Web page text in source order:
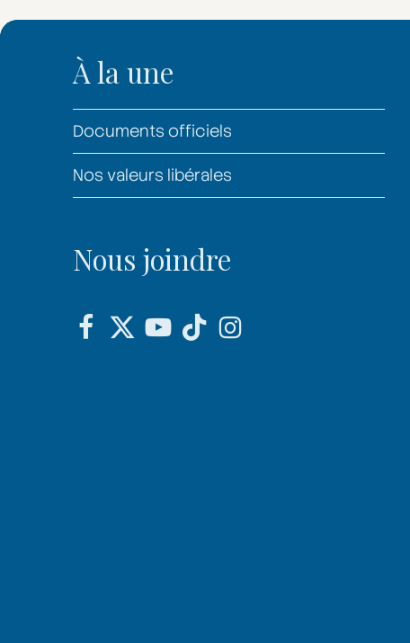
À la une
Documents officiels
Nos valeurs libérales
Nous joindre